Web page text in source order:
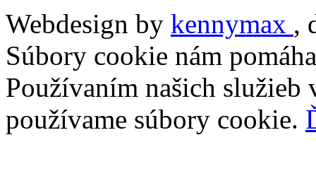
Webdesign by kennymax ,
Súbory cookie nám
Používaním našich služieb
používame súbory cookie.